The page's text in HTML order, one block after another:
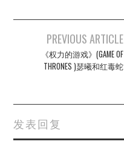
navigation
PREVIOUS ARTICLE
《权力的游戏》(GAME OF
THRONES )瑟曦和红毒蛇
发表回复